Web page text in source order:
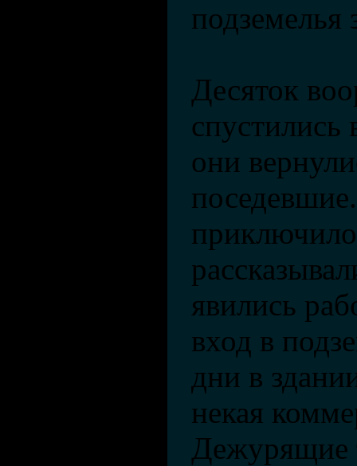
подземелья
Десяток
спустились
они
явились
вход в
дни в
некая
Дежурящие